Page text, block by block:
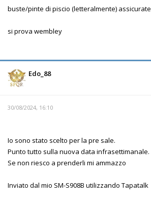
buste/pinte di piscio (letteralmente) assicurate
si prova wembley
Edo_88
30/08/2024, 16:10
Io sono stato scelto per la pre sale.
Punto tutto sulla nuova data infrasettimanale.
Se non riesco a prenderli mi ammazzo
Inviato dal mio SM-S908B utilizzando Tapatalk